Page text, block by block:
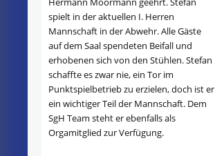
spielt in der aktuellen I. Herren
Mannschaft in der Abwehr. Alle Gäste
auf dem Saal spendeten Beifall und
erhobenen sich von den Stühlen. Stefan
schaffte es zwar nie, ein Tor im
Punktspielbetrieb zu erzielen, doch ist er
ein wichtiger Teil der Mannschaft. Dem
SgH Team steht er ebenfalls als
Orgamitglied zur Verfügung.